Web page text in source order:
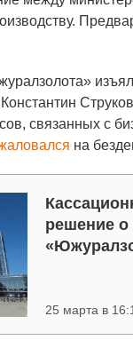
связанных с
на
решение о
25 марта в